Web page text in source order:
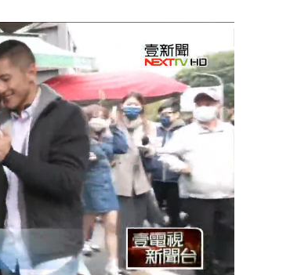
防護關鍵基礎設施
網軍洩密中共遭起訴...